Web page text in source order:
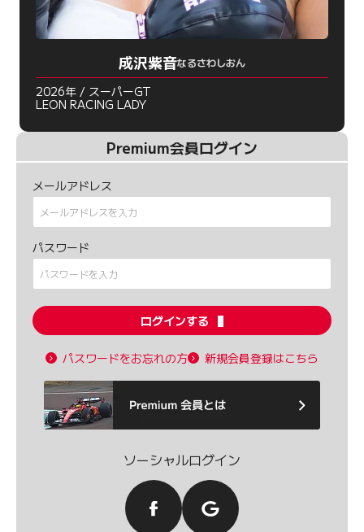
成沢紫音なるさわしおん
2026年 / スーパーGT
LEON RACING LADY
Premium会員ログイン
メールアドレス
パスワード
ログインする
パスワードをお忘れの方 新規会員登録はこちら
ソーシャルログイン